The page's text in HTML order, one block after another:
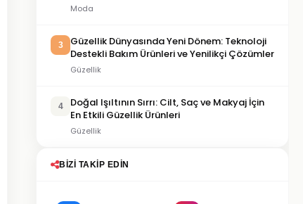
Moda
3
Güzellik Dünyasında Yeni Dönem: Teknoloji
Destekli Bakım Ürünleri ve Yenilikçi Çözümler
Güzellik
4
Doğal Işıltının Sırrı: Cilt, Saç ve Makyaj İçin
En Etkili Güzellik Ürünleri
Güzellik
BIZI TAKIP EDIN